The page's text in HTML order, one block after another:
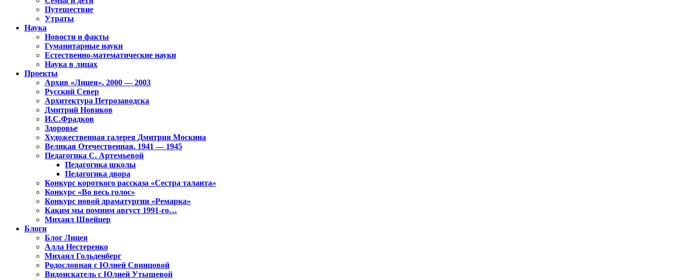
Путешествие
Утраты
Наука
Новости и факты
Гуманитарные науки
Естественно-математические науки
Наука в лицах
Проекты
Архив «Лицея». 2000 — 2003
Русский Север
Архитектура Петрозаводска
Дмитрий Новиков
И.С.Фрадков
Здоровье
Художественная галерея Дмитрия Москина
Великая Отечественная. 1941 — 1945
Педагогика С. Артемьевой
Педагогика школы
Педагогика двора
Конкурс короткого рассказа «Сестра таланта»
Конкурс «Во весь голос»
Конкурс новой драматургии «Ремарка»
Каким мы помним август 1991-го…
Михаил Швейцер
Блоги
Блог Лицея
Алла Нестеренко
Михаил Гольденберг
Родословная с Юлией Свинцовой
Видоискатель с Юлией Утышевой